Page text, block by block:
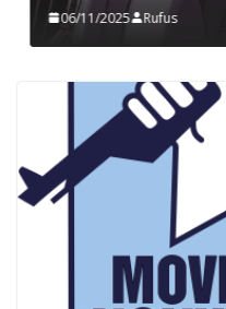
06/11/2025 Rufus